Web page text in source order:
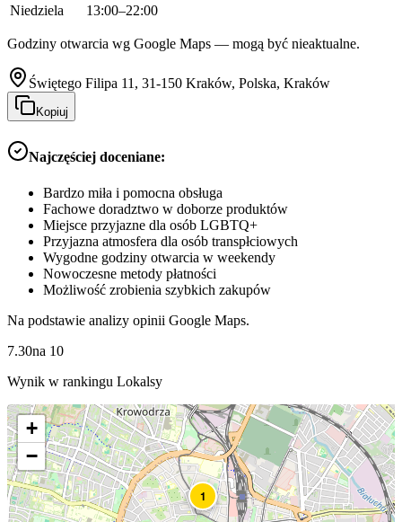
Niedziela
13:00–22:00
Godziny otwarcia wg Google Maps — mogą być nieaktualne.
Świętego Filipa 11, 31-150 Kraków, Polska, Kraków
Kopiuj
Najczęściej doceniane:
Bardzo miła i pomocna obsługa
Fachowe doradztwo w doborze produktów
Miejsce przyjazne dla osób LGBTQ+
Przyjazna atmosfera dla osób transpłciowych
Wygodne godziny otwarcia w weekendy
Nowoczesne metody płatności
Możliwość zrobienia szybkich zakupów
Na podstawie analizy opinii Google Maps.
7.30na 10
Wynik w rankingu Lokalsy
1
+
−